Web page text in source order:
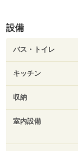
設備
バス・トイレ
キッチン
収納
室内設備